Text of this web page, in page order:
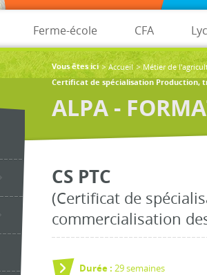
Ferme-école CFA
Vous êtes ici Accueil Métier de
Certificat de spécialisation Production,
ALPA -
CS PTC
(Certificat de
commercialisation
Durée : 29 semaines